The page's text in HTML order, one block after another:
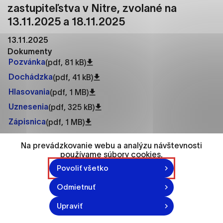
zastupiteľstva v Nitre, zvolané na
13.11.2025 a 18.11.2025
13.11.2025
Dokumenty
Pozvánka(pdf, 81 kB)
Dochádzka(pdf, 41 kB)
Hlasovania(pdf, 1 MB)
Uznesenia(pdf, 325 kB)
Zápisnica(pdf, 1 MB)
Video záznam
Youtube záznam
Dokumenty
(pdf, 83 kB)
Na prevádzkovanie webu a analýzu návštevnosti
používame súbory cookies.
Povoliť všetko
Odmietnuť
Upraviť
ako je navigácia na stránke a prístup k
zabezpečeným oblastiam webovej stránky. Bez
týchto súborov cookie nemôže web správne
fungovať.
Analytické cookies
Analytické cookies pomáhajú prevádzkovateľovi
stránok pochopiť, ako návštevníci stránok stránku
používajú, aby mohol stránky optimalizovať a
ponúknuť im lepšiu skúsenosť. Všetky dáta sa
zbierajú anonymne a nie je možné ich spojiť s
konkrétnou osobou.
Označiť všetko
Uložiť nastavenia
Viac informácií